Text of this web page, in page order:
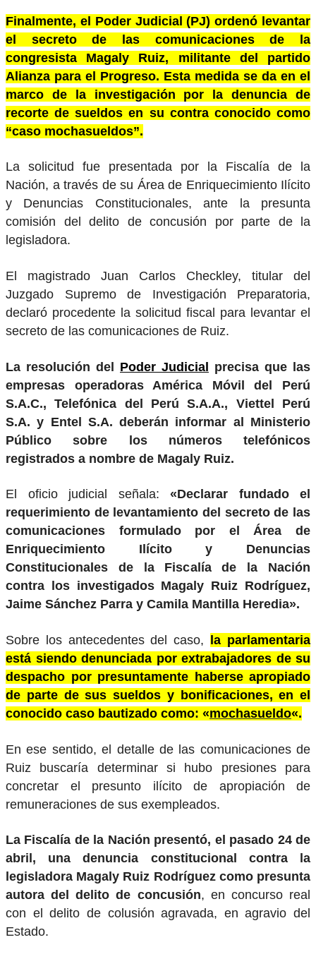
Finalmente, el Poder Judicial (PJ) ordenó levantar
el secreto de las comunicaciones de la
congresista Magaly Ruiz, militante del partido
Alianza para el Progreso. Esta medida se da en el
marco de la investigación por la denuncia de
recorte de sueldos en su contra conocido como
“caso mochasueldos”.
La solicitud fue presentada por la Fiscalía de la
Nación, a través de su Área de Enriquecimiento Ilícito
y Denuncias Constitucionales, ante la presunta
comisión del delito de concusión por parte de la
legisladora.
El magistrado Juan Carlos Checkley, titular del
Juzgado Supremo de Investigación Preparatoria,
declaró procedente la solicitud fiscal para levantar el
secreto de las comunicaciones de Ruiz.
La resolución del Poder Judicial precisa que las
empresas operadoras América Móvil del Perú
S.A.C., Telefónica del Perú S.A.A., Viettel Perú
S.A. y Entel S.A. deberán informar al Ministerio
Público sobre los números telefónicos
registrados a nombre de Magaly Ruiz.
El oficio judicial señala: «Declarar fundado el
requerimiento de levantamiento del secreto de las
comunicaciones formulado por el Área de
Enriquecimiento Ilícito y Denuncias
Constitucionales de la Fiscalía de la Nación
contra los investigados Magaly Ruiz Rodríguez,
Jaime Sánchez Parra y Camila Mantilla Heredia».
Sobre los antecedentes del caso, la parlamentaria
está siendo denunciada por extrabajadores de su
despacho por presuntamente haberse apropiado
de parte de sus sueldos y bonificaciones, en el
conocido caso bautizado como: «mochasueldo«.
En ese sentido, el detalle de las comunicaciones de
Ruiz buscaría determinar si hubo presiones para
concretar el presunto ilícito de apropiación de
remuneraciones de sus exempleados.
La Fiscalía de la Nación presentó, el pasado 24 de
abril, una denuncia constitucional contra la
legisladora Magaly Ruiz Rodríguez como presunta
autora del delito de concusión, en concurso real
con el delito de colusión agravada, en agravio del
Estado.